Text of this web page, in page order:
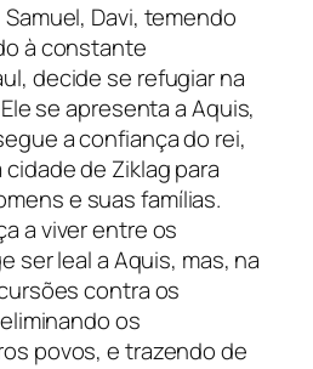
Davi, temendo
à constante
decide se refugiar na
se apresenta a Aquis,
a confiança do rei,
de Ziklag para
e suas famílias.
a viver entre os
ser leal a Aquis, mas, na
contra os
os
povos, e trazendo de